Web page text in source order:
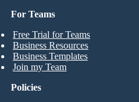
For Teams
Free Trial for Teams
Business Resources
Business Templates
Join my Team
Policies